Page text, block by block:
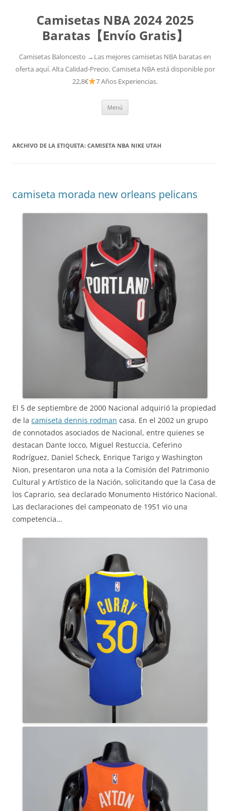
Camisetas NBA 2024 2025
Baratas【Envío Gratis】
Camisetas Baloncesto →Las mejores camisetas NBA baratas en
oferta aquí. Alta Calidad-Precio. Camiseta NBA está disponible por
22,8€
7 Años Experiencias.
Menú
ARCHIVO DE LA ETIQUETA: CAMISETA NBA NIKE UTAH
camiseta morada new orleans pelicans
El 5 de septiembre de 2000 Nacional adquirió la propiedad
de la camiseta dennis rodman casa. En el 2002 un grupo
de connotados asociados de Nacional, entre quienes se
destacan Dante Iocco, Miguel Restuccia, Ceferino
Rodríguez, Daniel Scheck, Enrique Tarigo y Washington
Nion, presentaron una nota a la Comisión del Patrimonio
Cultural y Artístico de la Nación, solicitando que la Casa de
los Caprario, sea declarado Monumento Histórico Nacional.
Las declaraciones del campeonato de 1951 vio una
competencia…